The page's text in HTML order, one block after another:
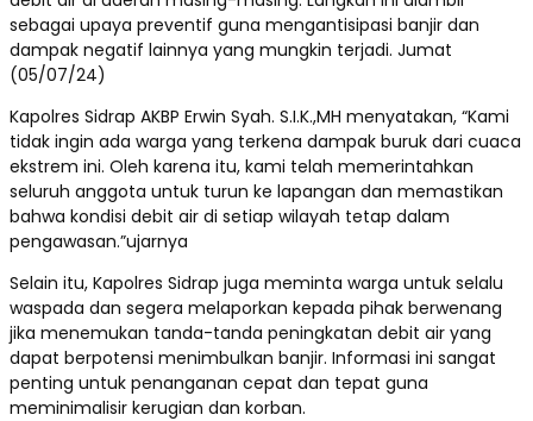
sebagai upaya preventif guna mengantisipasi banjir dan
dampak negatif lainnya yang mungkin terjadi. Jumat
(05/07/24)
Kapolres Sidrap AKBP Erwin Syah. S.I.K.,MH menyatakan, “Kami
tidak ingin ada warga yang terkena dampak buruk dari cuaca
ekstrem ini. Oleh karena itu, kami telah memerintahkan
seluruh anggota untuk turun ke lapangan dan memastikan
bahwa kondisi debit air di setiap wilayah tetap dalam
pengawasan.”ujarnya
Selain itu, Kapolres Sidrap juga meminta warga untuk selalu
waspada dan segera melaporkan kepada pihak berwenang
jika menemukan tanda-tanda peningkatan debit air yang
dapat berpotensi menimbulkan banjir. Informasi ini sangat
penting untuk penanganan cepat dan tepat guna
meminimalisir kerugian dan korban.